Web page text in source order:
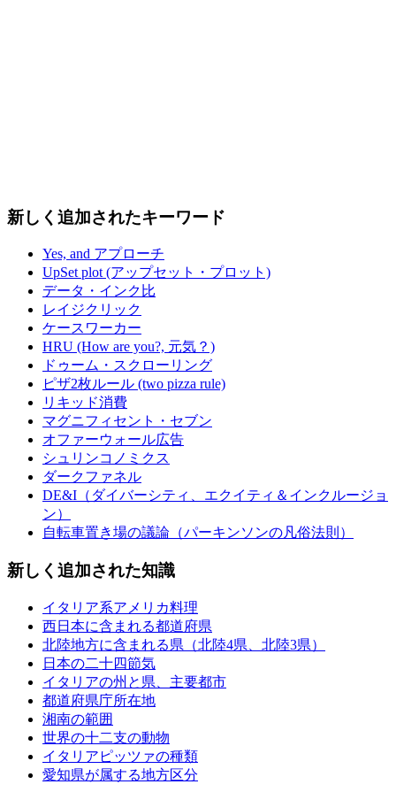
新しく追加されたキーワード
Yes, and アプローチ
UpSet plot (アップセット・プロット)
データ・インク比
レイジクリック
ケースワーカー
HRU (How are you?, 元気？)
ドゥーム・スクローリング
ピザ2枚ルール (two pizza rule)
リキッド消費
マグニフィセント・セブン
オファーウォール広告
シュリンコノミクス
ダークファネル
DE&I（ダイバーシティ、エクイティ＆インクルージョ
ン）
自転車置き場の議論（パーキンソンの凡俗法則）
新しく追加された知識
イタリア系アメリカ料理
西日本に含まれる都道府県
北陸地方に含まれる県（北陸4県、北陸3県）
日本の二十四節気
イタリアの州と県、主要都市
都道府県庁所在地
湘南の範囲
世界の十二支の動物
イタリアピッツァの種類
愛知県が属する地方区分